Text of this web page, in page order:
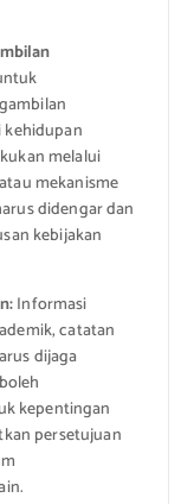
melalui
mekanisme
didengar dan
kebijakan
Informasi
catatan
dijaga
kepentingan
persetujuan